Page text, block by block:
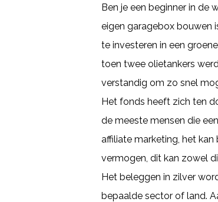
Ben je een beginner in de
eigen garagebox bouwen
te investeren in een
toen twee olietankers
verstandig om zo snel
Het fonds heeft zich ten
de meeste mensen die
affiliate marketing, het
vermogen, dit kan zowel
Het beleggen in zilver
bepaalde sector of land.